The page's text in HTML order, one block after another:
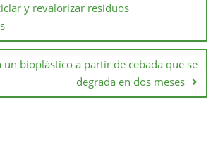
y revalorizar residuos
un bioplástico a partir de cebada que se
degrada en dos meses